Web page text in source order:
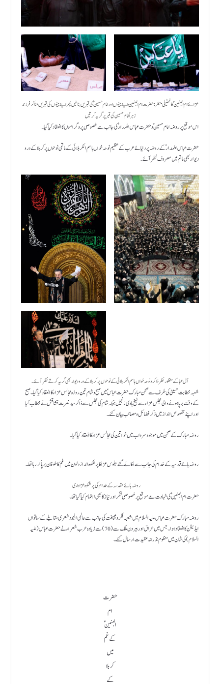
عزائے ام البنین ؑ کا تمثیلی منظر: حضرت ام البنینؑ اپنے بیٹوں اور امام حسین ؑ کی قبریں بناتیں پھر اپنے بیٹوں کی قبریں مٹا کر فرزند
زہرا ؑ امام حسین کی قبر پر گریہ کرتیں
اس موقع پر روضہ امام حسین ؑ و حضرت عباس علمدار ؑ کی جانب سے خصوصی پروگراموں کا انعقاد کیا گیا ۔
حضرت عباس علمدار ؑ کے روضہ پر دنیائے عرب کے عظیم نوحہ خواں باسم الکربلائی کے ماتمی نوحوں پر کربلا کے درو
دیوار بھی ماتم میں مصروف نظر آئے ۔
آل عبا کے منظور نظر ذاکر و نوحہ خواں باسم الکربلائی کے نوحوں پر کربلا کے درو دیوار بھی گریہ کرتے نظر آئے ۔
شعبہ خطابت حسینی کی طرف سے صحن مبارک حضرت عباس ؑ میں صبح وشام تین روزہ مجالس عزاء کا انعقاد کیا گیا۔ صبح
کے وقت برپا ہونے والی مجلس عزاء سے شیخ ہادی زنجیل جبکہ شام کی مجلس سے ذاکر سید نصرت قشاقش نے خطاب کیا
اور اپنے مخصوص انداز میں ذکر فضا ئل و مصائب بیان کئے ۔
روضہ مبارک کے صحن میں موجود سرداب میں خواتین کی مجالس عزاء کا انعقاد کیا گیا۔
روضہ ہائے قدسیہ کے خدام کی جانب سے نکالے گئے جلوس عزا کا پر شکوہ انداز دلون میں غم کا طوفان برپا کررہا تھا۔
روضہ ہائے مقدسہ کے خدام کی پرشکوہ عزاداری
حضرت ام البنین ؑ کی شہادت مے موقع پر خصوصی لنگر اور نیاز کا بھی اہتمام کیا گیا تھا۔
روضہ مبارک حضرت عباس علیہ السلام میں شعبہ فکرو ثقافت کی جانب سے عالمی الجود شعری مقابلے کے ساتواں
ایڈیشن کا انعقاد ہوا۔ جس میں عراق اور بیرون ملک سے (70) سے زیادہ عرب شعراء نے حضرت عباس(علیہ
السلام) کی شان میں منظوم نذرانہ عقیدت ارسال کئے ۔
حضرت
ام
البنین ؑ
کے غم
میں
کربلا
کے